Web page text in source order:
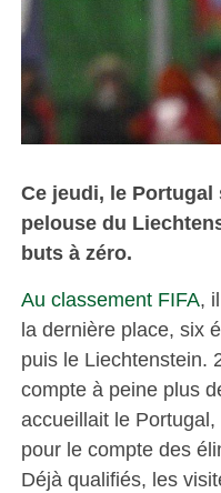
Ce jeudi, le Portugal
pelouse du
buts à zéro.
Au classement FIFA,
la dernière place, six
puis le Liechtenstein.
compte à peine plus
accueillait le
pour le compte des
Déjà qualifiés, les